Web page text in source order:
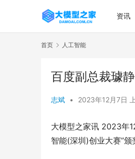
资讯
首页 人工智能
百度副总裁璩
志斌 • 2023年12月7日
大模型之家讯 2023年
智能(深圳)创业大赛”颁